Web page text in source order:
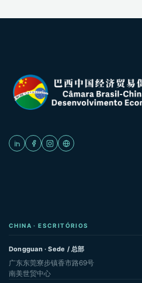
CHINA · ESCRITÓRIOS
Dongguan · Sede / 总部
广东东莞寮步镇香市路69号
南美世贸中心